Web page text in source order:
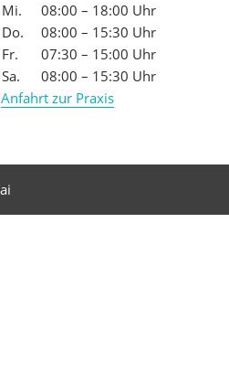
Mi.
08:00 – 18:00 Uhr
Do.
08:00 – 15:30 Uhr
Fr.
07:30 – 15:00 Uhr
Sa.
08:00 – 15:30 Uhr
Anfahrt zur Praxis